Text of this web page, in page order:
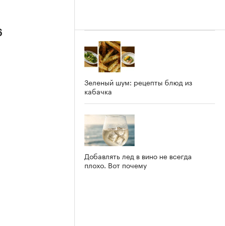
Зеленый шум: рецепты блюд из
кабачка
Добавлять лед в вино не всегда
плохо. Вот почему